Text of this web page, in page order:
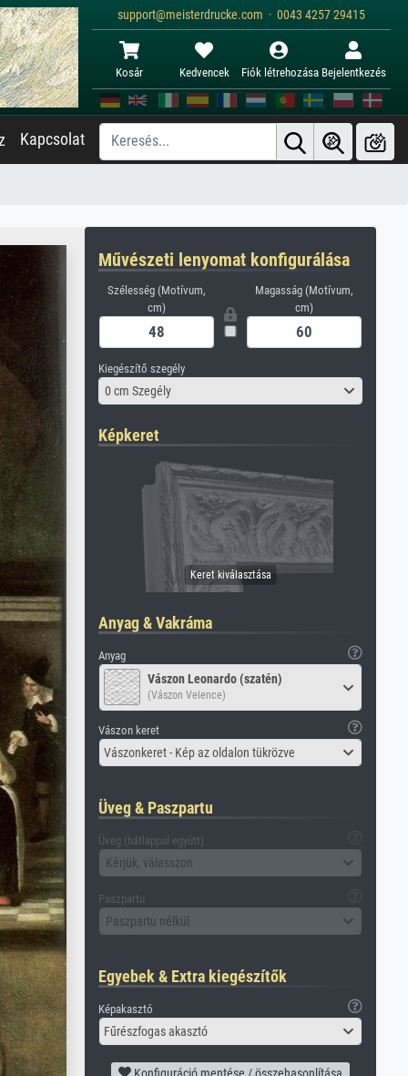
support@meisterdrucke.com · 0043 4257 29415
Kosár Kedvencek Fiók létrehozása Bejelentkezés
Kapcsolat
Művészeti lenyomat konfigurálása
Szélesség (Motívum,
cm)
Magasság (Motívum,
cm)
Kiegészítő szegély
0 cm Szegély
Képkeret
Anyag & Vakráma
Anyag
Vászon Leonardo (szatén)
(Vászon Velence)
Vászon keret
Vászonkeret - Kép az oldalon tükrözve
Üveg & Paszpartu
Üveg (hátlappal együtt)
Kérjük, válasszon
Paszpartu
Paszpartu nélkül
Egyebek & Extra kiegészítők
Képakasztó
Fűrészfogas akasztó